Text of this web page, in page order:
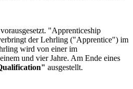
"Apprenticeship
der Lehrling ("Apprentice") im
wird von einer im
und vier Jahre. Am Ende eines
ausgestellt.